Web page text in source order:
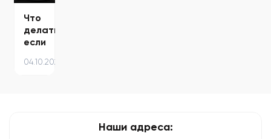
Что
делать,
если
не
04.10.2025
Наши адреса: